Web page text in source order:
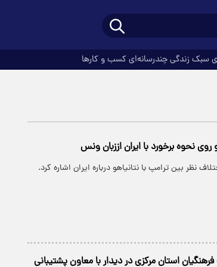
سبک زندگیچندرسانه‌ای کسب و کارها
نحوه برخورد با ایران اززبان ونس
نظر بین ترامپ با نتانیاهو درباره ایران اشاره کرد.
استان مرکزی در دیدار با معاون پشتیبانی